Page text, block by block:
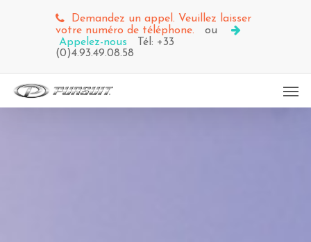
Demandez un appel. Veuillez laisser
votre numéro de téléphone. ou
Appelez-nous
Tél: +33
(0)4.93.49.08.58